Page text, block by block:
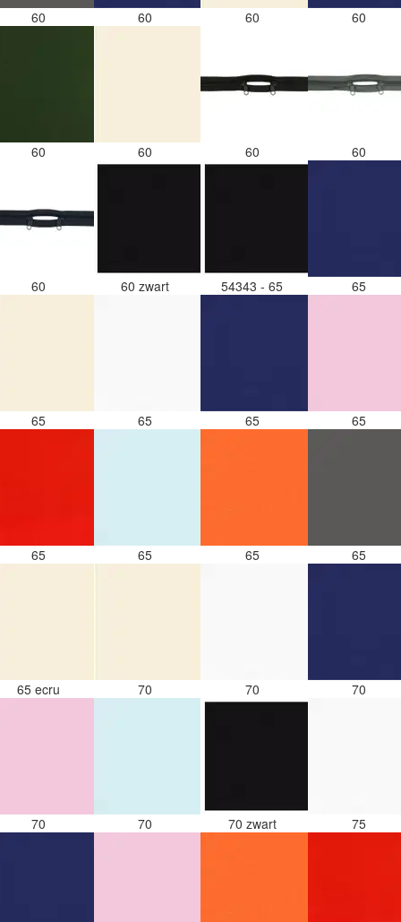
60 60 60 60
60 60 60 60
60 60 zwart 54343 - 65 65
65 65 65 65
65 65 65 65
65 ecru 70 70 70
70 70 70 zwart 75